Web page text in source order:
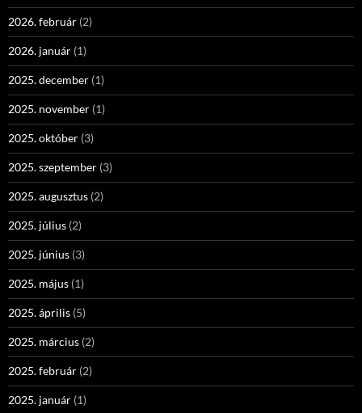
2026. február (2)
2026. január (1)
2025. december (1)
2025. november (1)
2025. október (3)
2025. szeptember (3)
2025. augusztus (2)
2025. július (2)
2025. június (3)
2025. május (1)
2025. április (5)
2025. március (2)
2025. február (2)
2025. január (1)